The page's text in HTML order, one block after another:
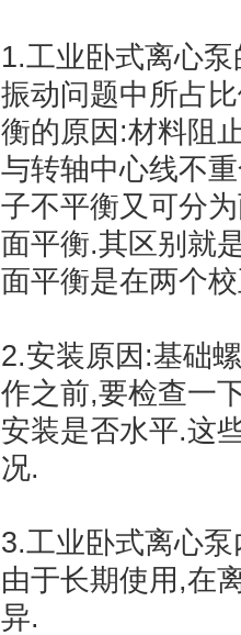
1.工业卧式离心泵
振动问题中所占
衡的原因 :材料阻
与转轴中心线不
子不平衡又可分
面平衡.其区别就
面平衡是在两个
2.安装原因:基础
作之前,要检查一
安装是否水平.这
况.
3.工业卧式离心泵
由于长期使用 ,在
异.